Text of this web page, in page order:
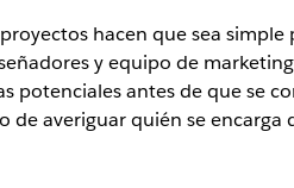
hacen que sea
y equipo de
potenciales antes de que se
de averiguar quién se encarga